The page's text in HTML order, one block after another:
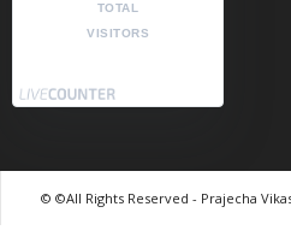
TOTAL
VISITORS
© ©All Rights Reserved - Prajecha Vikas